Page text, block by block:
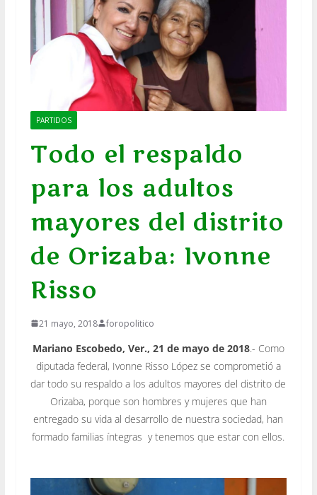
PARTIDOS
Todo el respaldo
para los adultos
mayores del distrito
de Orizaba: Ivonne
Risso
21 mayo, 2018 foropolitico
Mariano Escobedo, Ver., 21 de mayo de 2018.- Como
diputada federal, Ivonne Risso López se comprometió a
dar todo su respaldo a los adultos mayores del distrito de
Orizaba, porque son hombres y mujeres que han
entregado su vida al desarrollo de nuestra sociedad, han
formado familias íntegras y tenemos que estar con ellos.